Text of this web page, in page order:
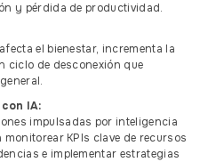
y pérdida de productividad.
el bienestar, incrementa la
ciclo de desconexión que
IA:
impulsadas por inteligencia
KPIs clave de recursos
e implementar estrategias